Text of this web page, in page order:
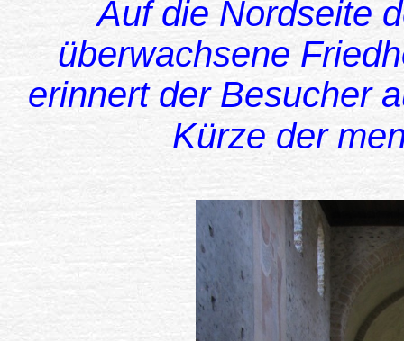
Auf die Nordseite
überwachsene
erinnert der Besucher
Kürze der